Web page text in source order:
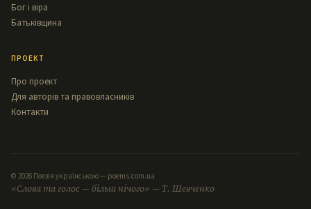
Бог і віра
Батьківщина
ПРОЕКТ
Про проект
Для авторів та правовласників
Контакти
© 2026 Поезія українською — poems.com.ua
«Слова та голос — більш нічого» — Т. Шевченко